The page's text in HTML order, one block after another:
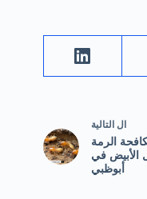
ال التالية
الرمة
الأبيض في
أبوظبي